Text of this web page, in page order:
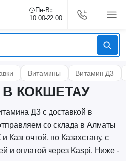
Пн-Вс:
10:00 22:00
Витамины Витамин Д3
КОКШЕТАУ
Д3 с доставкой в
со склада в Алматы
Казпочтой, по Казахстану, с
и оплатой через Kaspi. Ниже -